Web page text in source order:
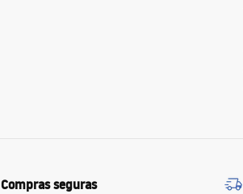
Compras seguras